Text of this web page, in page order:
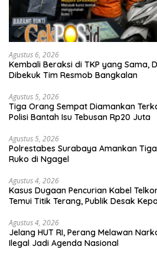
Agustus 6, 2026
Kembali Beraksi di TKP yang Sama,
Dibekuk Tim Resmob Bangkalan
Agustus 5, 2026
Tiga Orang Sempat Diamankan
Polisi Bantah Isu Tebusan Rp20 Juta
Agustus 5, 2026
Polrestabes Surabaya Amankan
Ruko di Ngagel
Agustus 4, 2026
Kasus Dugaan Pencurian Kabel
Temui Titik Terang, Publik Desak
Agustus 4, 2026
Jelang HUT RI, Perang Melawan
Ilegal Jadi Agenda Nasional